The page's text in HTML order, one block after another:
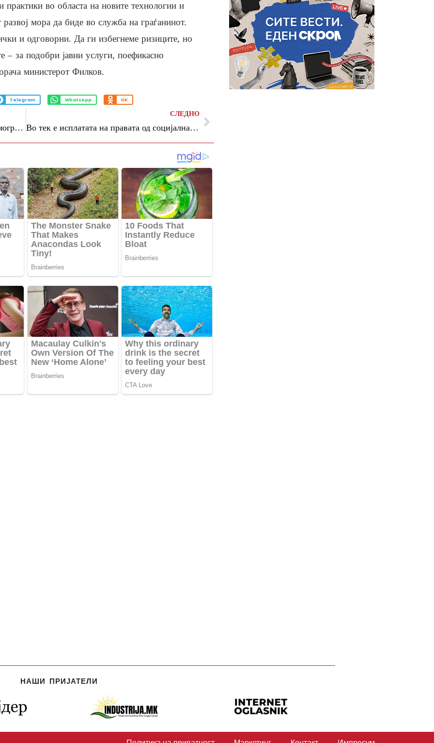
практики во областа на новите технологии и
мора да биде во служба на граѓанинот.
и одговорни. Да ги избегнеме ризиците, но
– за подобри јавни услуги, поефикасно
министерот Филков.
Telegram WhatsApp OK
Гаши на регионална конференција: Демографските предизвици бараат долгорочни политики
СЛЕДНО
Во тек е исплатата на правата од социјална и детска заштита
НАШИ ПРИЈАТЕЛИ